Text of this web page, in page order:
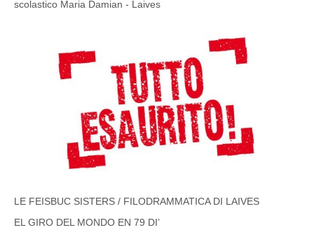
scolastico Maria Damian - Laives
LE FEISBUC SISTERS / FILODRAMMATICA DI LAIVES
EL GIRO DEL MONDO EN 79 DI’